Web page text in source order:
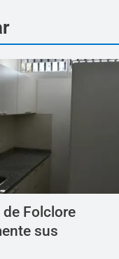
Folclore
sus